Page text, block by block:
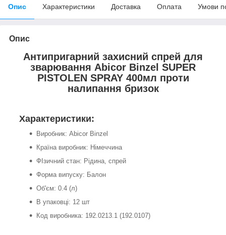
Опис Характеристики Доставка Оплата Умови
Опис
Антипригарний захисний спрей для
зварювання Abicor Binzel SUPER
PISTOLEN SPRAY 400мл проти
налипання бризок
Характеристики:
Виробник: Abicor Binzel
Країна виробник: Німеччина
ФІзичний стан: Рідина, спрей
Форма випуску: Балон
Об'єм: 0.4 (л)
В упаковці: 12 шт
Код виробника: 192.0213.1 (192.0107)